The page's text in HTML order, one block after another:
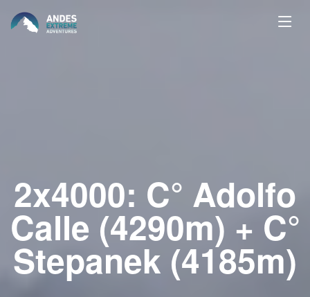
2x4000: C° Adolfo
Calle (4290m) + C°
Stepanek (4185m)